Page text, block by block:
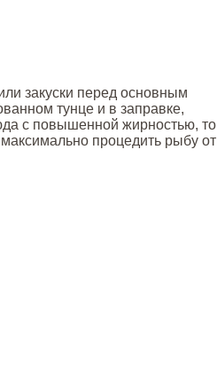
закуски перед основным
тунце и в заправке,
с повышенной жирностью, то
процедить рыбу от